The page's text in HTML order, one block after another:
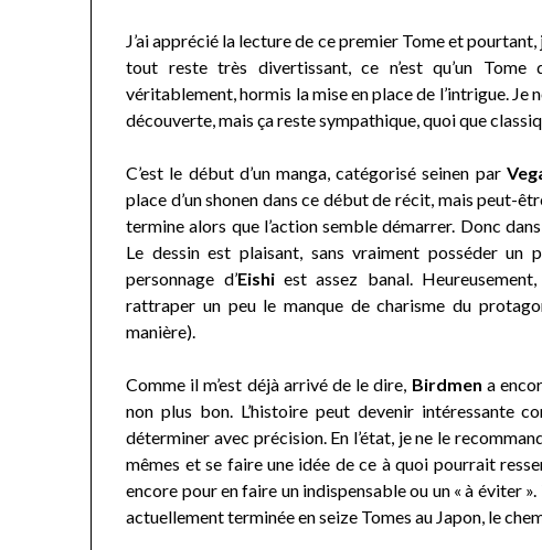
J’ai apprécié la lecture de ce premier Tome et
tout reste très divertissant, ce n’est qu’un
véritablement, hormis la mise en place de l’intrigue. Je
découverte, mais ça reste sympathique, quoi que
C’est le début d’un manga, catégorisé seinen par
place d’un shonen dans ce début de récit, mais peut-
termine alors que l’action semble démarrer. Donc
Le dessin est plaisant, sans vraiment posséder
personnage d’Eishiest assez banal. Heureusement,
rattraper un peu le manque de charisme du
manière).
Comme il m’est déjà arrivé de le dire, Birdmen a
non plus bon. L’histoire peut devenir intéressante
déterminer avec précision. En l’état, je ne le
mêmes et se faire une idée de ce à quoi pourrait
encore pour en faire un indispensable ou un « à éviter
actuellement terminée en seize Tomes au Japon, le